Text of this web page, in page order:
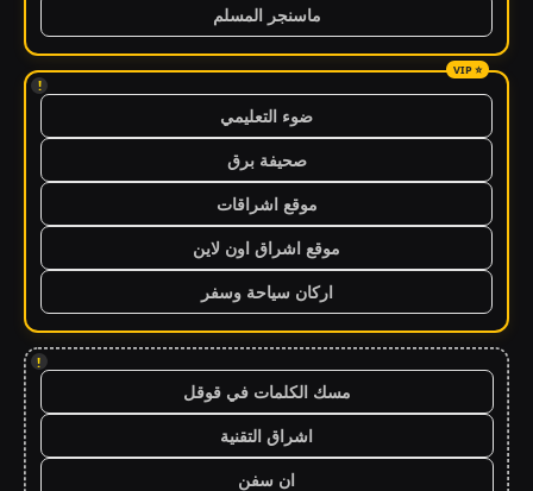
ماسنجر المسلم
!
ضوء التعليمي
صحيفة برق
موقع اشراقات
موقع اشراق اون لاين
اركان سياحة وسفر
!
مسك الكلمات في قوقل
اشراق التقنية
ان سفن